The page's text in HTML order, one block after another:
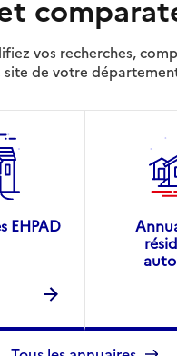
vos recherches,
de votre
EHPAD